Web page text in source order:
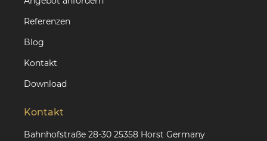
Referenzen
Blog
Kontakt
Download
Kontakt
Bahnhofstraße 28-30 25358 Horst Germany